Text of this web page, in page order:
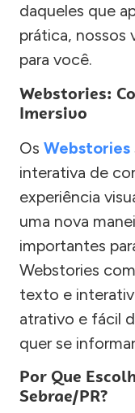
daqueles que
prática, nossos
para você.
Webstories:
Imersivo
Os Webstories
interativa de
experiência
uma nova
importantes
Webstories
texto e
atrativo e fácil
quer se
Por Que
Sebrae/PR?